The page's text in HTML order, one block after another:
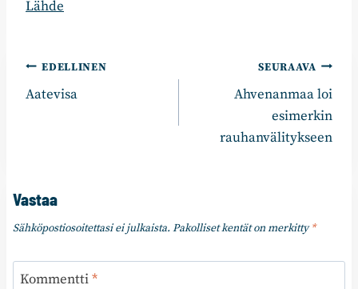
Lähde
Artikkelien
selaus
EDELLINEN
Aatevisa
SEURAAVA
Ahvenanmaa loi
esimerkin
rauhanvälitykseen
Vastaa
Sähköpostiosoitettasi ei julkaista. Pakolliset kentät on merkitty*
Kommentti*